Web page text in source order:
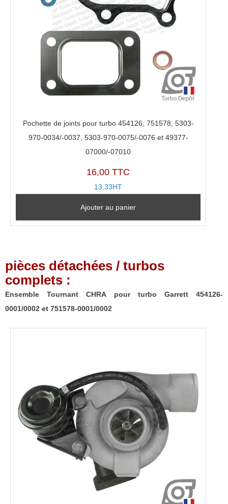
Pochette de joints pour turbo 454126, 751578, 5303-
970-0034/-0037, 5303-970-0075/-0076 et 49377-
07000/-07010
16,00 TTC
13,33HT
Ajouter au panier
pièces détachées / turbos
complets :
Ensemble Tournant CHRA pour turbo Garrett 454126-
0001/0002 et 751578-0001/0002